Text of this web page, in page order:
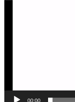
00:00